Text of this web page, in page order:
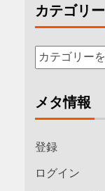
カテゴリー
メタ情報
登録
ログイン